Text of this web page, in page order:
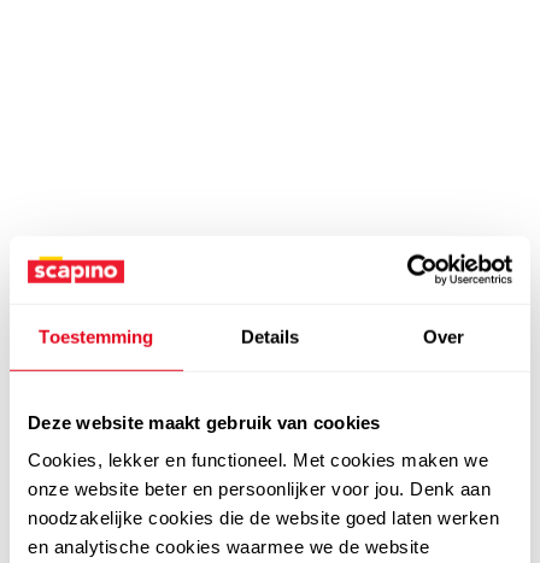
Toestemming Details Over
Deze website maakt gebruik van cookies
Cookies, lekker en functioneel. Met cookies maken we
onze website beter en persoonlijker voor jou. Denk aan
noodzakelijke cookies die de website goed laten werken
en analytische cookies waarmee we de website